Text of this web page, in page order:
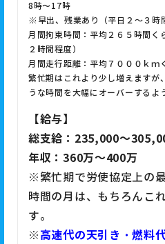
8時〜17時
※早出、残業あり（平日２～３時
月間拘束時間：平均２６５時間
２時間程度）
月間走行距離：平均７０００ｋｍ
繁忙期はこれより少し増えますが
うな時間を大幅にオーバーするよ
【給与】
総支給：235,000～
年収：360万～400万
※繁忙期で労使協定上の
時間の月は、もちろんこ
す。
※ 高速代の天引き・燃料